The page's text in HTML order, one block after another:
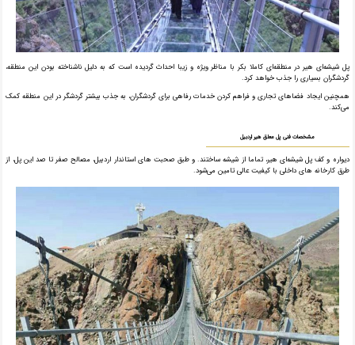
پل شیشه‌ای هیر در منطقه‌ای کاملا بکر با مناظر ویژه و زیبا احداث گردیده است که به دلیل ناشناخته بودن این منطقه،
گردشگران بسیاری را جذب خواهد کرد.
همچنین ایجاد فضاهای تجاری و فراهم کردن خدمات رفاهی برای گردشگران، به جذب بیشتر گردشگر در این منطقه کمک
می‌کند.
مشخصات فنی پل معلق هیر اردبیل
دیواره و کف پل شیشه‌ای هیر، تماما از شیشه ساختند. و طبق صحبت های استاندار اردبیل، مصالح صفر تا صد این پل، از
طرق کارخانه های داخلی با کیفیت عالی تامین می‌شود.